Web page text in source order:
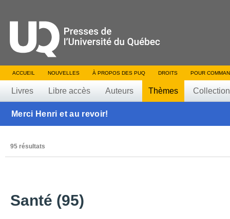
ACCUEIL NOUVELLES À PROPOS DES PUQ DROITS POUR
Livres Libre accès Auteurs Thèmes
Merci Henri et au revoir!
95 résultats
Santé (95)